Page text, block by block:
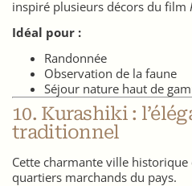
inspiré plusieurs décors du film
Idéal pour :
Randonnée
Observation de la faune
Séjour nature haut de
10. Kurashiki :
traditionnel
Cette charmante ville historique
quartiers marchands du pays.